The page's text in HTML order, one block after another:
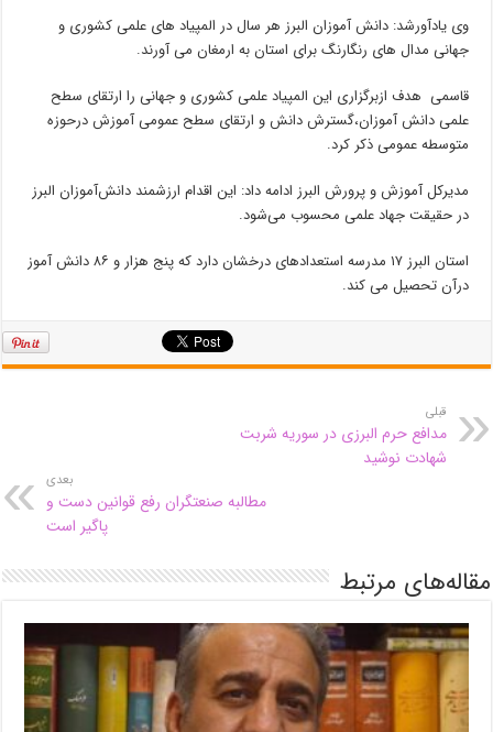
وی یادآورشد: دانش آموزان البرز هر سال در المپیاد های علمی کشوری و
جهانی مدال های رنگارنگ برای استان به ارمغان می آورند.
قاسمی هدف ازبرگزاری این المپیاد علمی کشوری و جهانی را ارتقای سطح
علمی دانش آموزان،گسترش دانش و ارتقای سطح عمومی آموزش درحوزه
متوسطه عمومی ذکر کرد.
مدیرکل آموزش و پرورش البرز ادامه داد: این اقدام ارزشمند دانش‌آموزان البرز
در حقیقت جهاد علمی محسوب می‌شود.
استان البرز ۱۷ مدرسه استعدادهای درخشان دارد که پنج هزار و ۸۶ دانش آموز
درآن تحصیل می کند.
قبلی
مدافع حرم البرزی در سوریه شربت
شهادت نوشید
بعدی
مطالبه صنعتگران رفع قوانین دست و
‌پاگیر است
مقاله‌های مرتبط